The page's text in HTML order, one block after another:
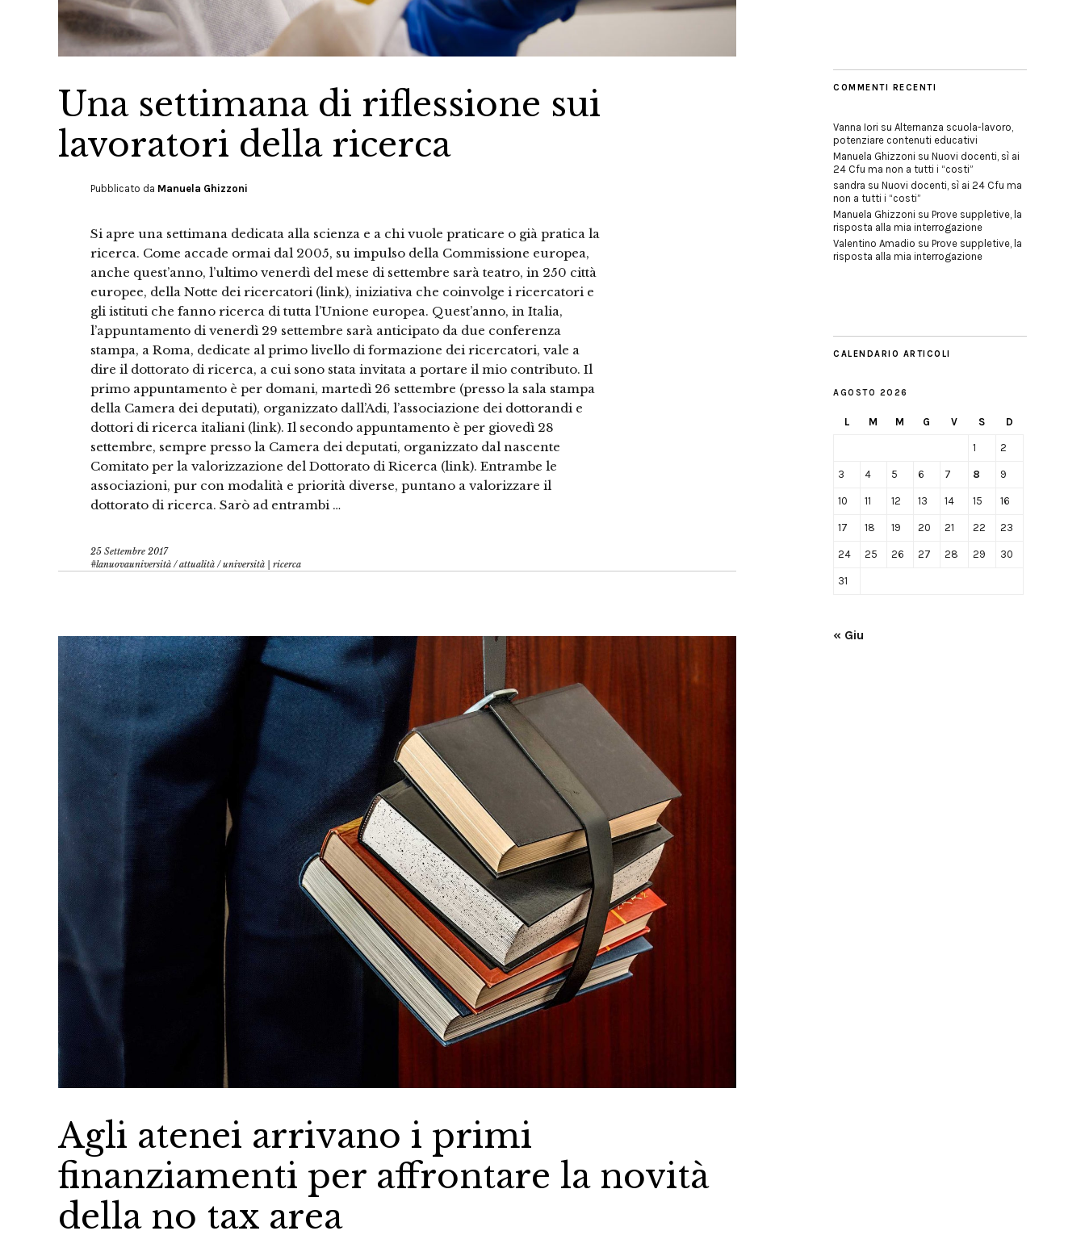
Una settimana di riflessione sui
lavoratori della ricerca
Pubblicato da Manuela Ghizzoni
Si apre una settimana dedicata alla scienza e a chi vuole praticare o già pratica la
ricerca. Come accade ormai dal 2005, su impulso della Commissione europea,
anche quest’anno, l’ultimo venerdì del mese di settembre sarà teatro, in 250 città
europee, della Notte dei ricercatori (link), iniziativa che coinvolge i ricercatori e
gli istituti che fanno ricerca di tutta l’Unione europea. Quest’anno, in Italia,
l’appuntamento di venerdì 29 settembre sarà anticipato da due conferenza
stampa, a Roma, dedicate al primo livello di formazione dei ricercatori, vale a
dire il dottorato di ricerca, a cui sono stata invitata a portare il mio contributo. Il
primo appuntamento è per domani, martedì 26 settembre (presso la sala stampa
della Camera dei deputati), organizzato dall’Adi, l’associazione dei dottorandi e
dottori di ricerca italiani (link). Il secondo appuntamento è per giovedì 28
settembre, sempre presso la Camera dei deputati, organizzato dal nascente
Comitato per la valorizzazione del Dottorato di Ricerca (link). Entrambe le
associazioni, pur con modalità e priorità diverse, puntano a valorizzare il
dottorato di ricerca. Sarò ad entrambi …
25 Settembre 2017
#lanuovauniversità /attualità /università | ricerca
Agli atenei arrivano i primi
finanziamenti per affrontare la novità
della no tax area
COMMENTI RECENTI
Vanna Iori su Alternanza scuola-lavoro,
potenziare contenuti educativi
Manuela Ghizzoni su Nuovi docenti, sì ai
24 Cfu ma non a tutti i “costi”
sandra su Nuovi docenti, sì ai 24 Cfu ma
non a tutti i “costi”
Manuela Ghizzoni su Prove suppletive, la
risposta alla mia interrogazione
Valentino Amadio su Prove suppletive, la
risposta alla mia interrogazione
CALENDARIO ARTICOLI
AGOSTO 2026
L M M G V S D
1 2
3 4 5 6 7 8 9
10 11 12 13 14 15 16
17 18 19 20 21 22 23
24 25 26 27 28 29 30
31
« Giu